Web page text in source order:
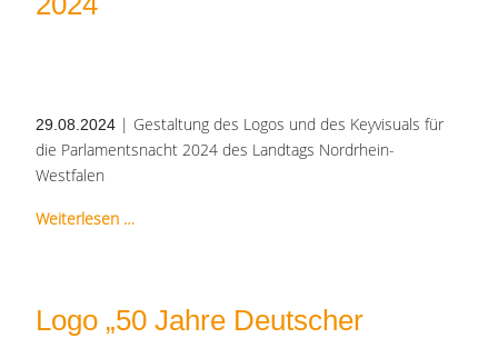
29.08.2024 | Gestaltung des Logos und des Keyvisuals für
die Parlamentsnacht 2024 des Landtags Nordrhein-
Westfalen
Weiterlesen …
Logo „50 Jahre Deutscher